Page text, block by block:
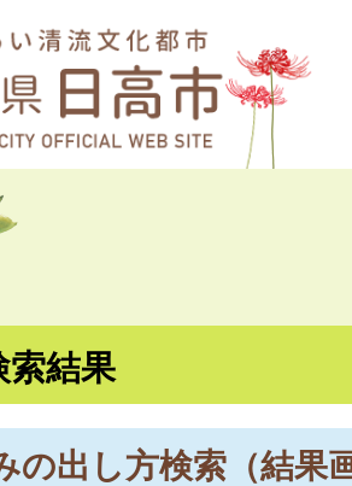
索結果
の出し方検索 （結果